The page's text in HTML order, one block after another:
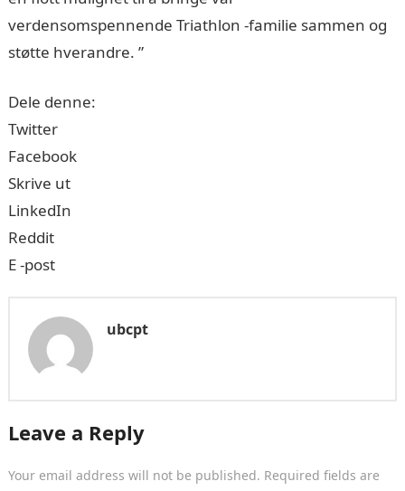
verdensomspennende Triathlon -familie sammen og
støtte hverandre. ”
Dele denne:
Twitter
Facebook
Skrive ut
LinkedIn
Reddit
E -post
ubcpt
Leave a Reply
Your email address will not be published. Required fields are